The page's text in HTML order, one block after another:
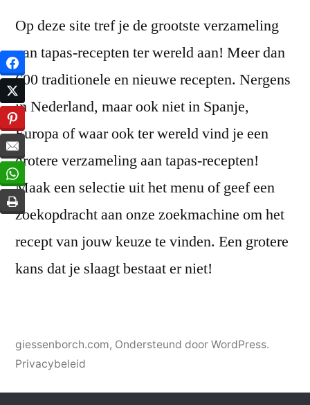
Op deze site tref je de grootste verzameling
van tapas-recepten ter wereld aan! Meer dan
600 traditionele en nieuwe recepten. Nergens
in Nederland, maar ook niet in Spanje,
Europa of waar ook ter wereld vind je een
grotere verzameling aan tapas-recepten!
Maak een selectie uit het menu of geef een
zoekopdracht aan onze zoekmachine om het
recept van jouw keuze te vinden. Een grotere
kans dat je slaagt bestaat er niet!
giessenborch.com, Ondersteund door WordPress.
Privacybeleid